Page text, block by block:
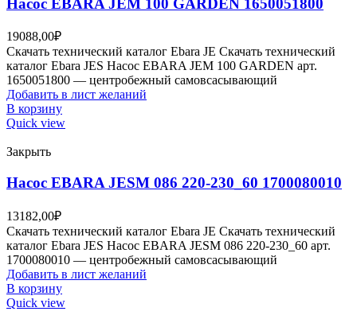
19088,00₽
Скачать технический каталог Ebara JE Скачать технический
каталог Ebara JES Насос EBARA JEM 100 GARDEN арт.
1650051800 — центробежный самовсасывающий
Добавить в лист желаний
В корзину
Quick view
Закрыть
Насос EBARA JESM 086 220-230_60 1700080010
13182,00₽
Скачать технический каталог Ebara JE Скачать технический
каталог Ebara JES Насос EBARA JESM 086 220-230_60 арт.
1700080010 — центробежный самовсасывающий
Добавить в лист желаний
В корзину
Quick view